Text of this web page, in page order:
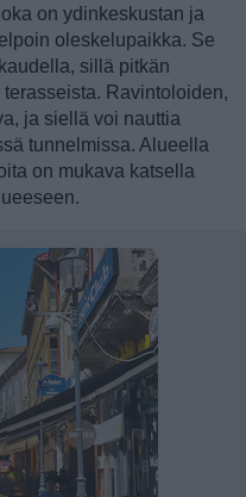
on ydinkeskustan ja
oleskelupaikka. Se
sillä pitkän
Ravintoloiden,
ja siellä voi nauttia
tunnelmissa. Alueella
on mukava katsella